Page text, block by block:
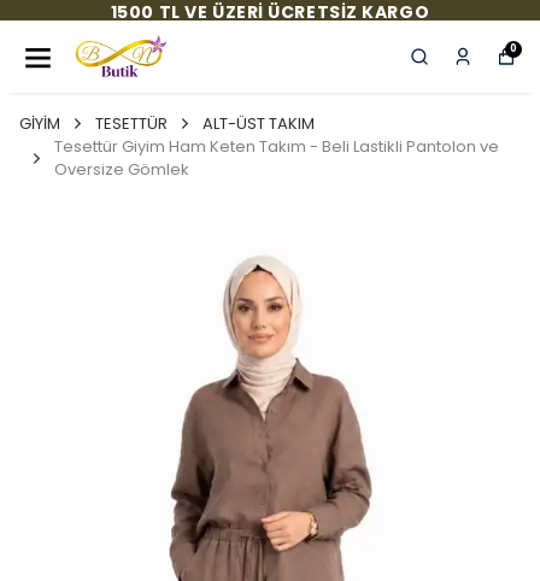
YENİ SEZON ÜRÜNLER SİTEMİZDE!
0
GİYİM TESETTÜR
ALT-ÜST TAKIM
Tesettür Giyim Ham Keten Takım - Beli Lastikli Pantolon ve
Oversize Gömlek